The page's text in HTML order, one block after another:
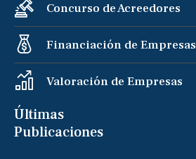
Concurso de Acreedores
Financiación de Empresas
Valoración de Empresas
Últimas
Publicaciones